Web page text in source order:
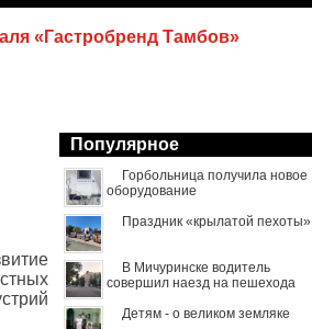
«Гастробренд Тамбов»
Популярное
Горбольница получила новое
оборудование
Праздник «крылатой пехоты»
В Мичуринске водитель
совершил наезд на пешехода
Детям - о великом земляке